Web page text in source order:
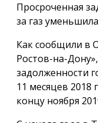
Просроченная
за газ
Как сообщили в
Ростов-на-
задолженности
11 месяцев 2018
концу ноября